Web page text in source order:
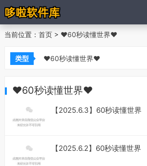
当前位置： 首页> ❤60秒读懂世界❤
类型 ❤60秒读懂世界❤
❤60秒读懂世界❤
【2025.6.3】60秒读懂世界
【2025.6.2】60秒读懂世界